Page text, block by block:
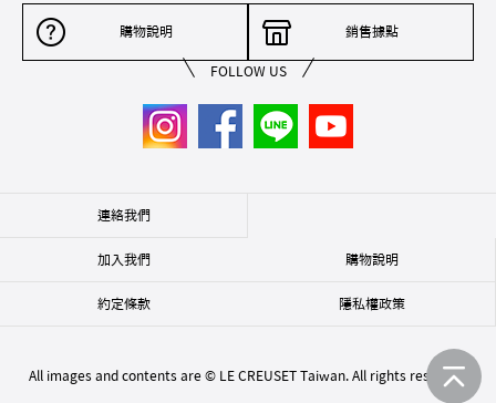
購物說明 銷售據點
FOLLOW US
連絡我們
加入我們 購物說明
約定條款 隱私權政策
All images and contents are © LE CREUSET Taiwan. All rights reserved.